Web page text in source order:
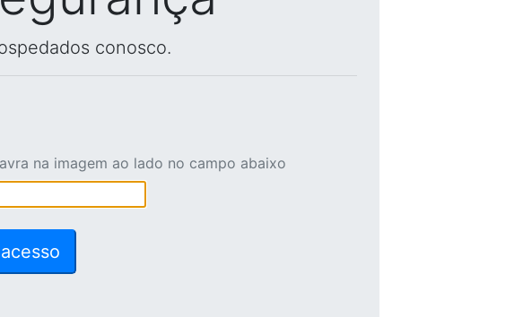
conosco.
na imagem ao lado no campo abaixo